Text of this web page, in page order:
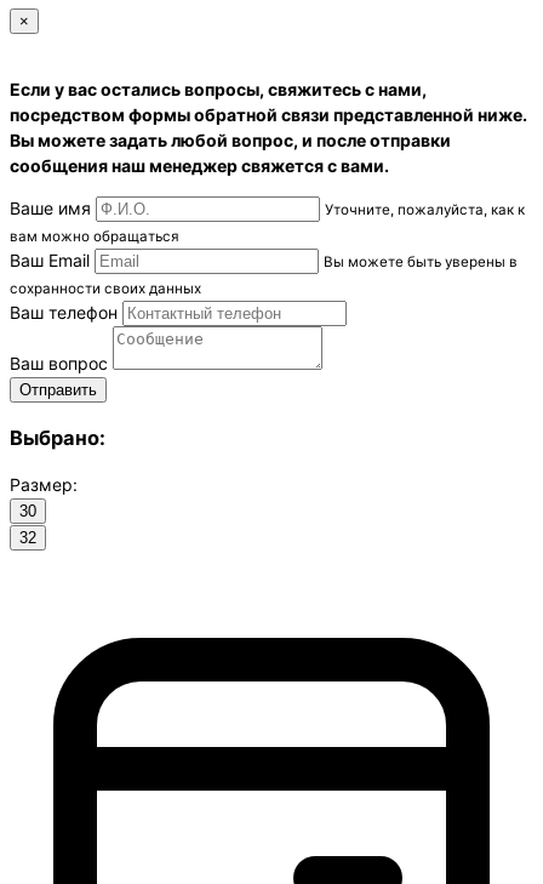
×
Если у вас остались вопросы, свяжитесь с нами,
посредством формы обратной связи представленной ниже.
Вы можете задать любой вопрос, и после отправки
сообщения наш менеджер свяжется с вами.
Ваше имя
Уточните, пожалуйста, как к
вам можно обращаться
Ваш Email
Вы можете быть уверены в
сохранности своих данных
Ваш телефон
Ваш вопрос
Выбрано:
Размер:
30
32